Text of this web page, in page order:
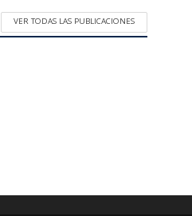
VER TODAS LAS PUBLICACIONES